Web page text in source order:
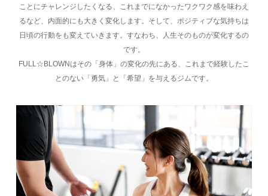
ことにチャレンジしたくなる、これまでになかったワクワク感を味わえ
るなど、内面的にも大きく変化します。そして、ポジティブな気持ちは
日頃の行動をも変えていきます。すなわち、人生そのものが変化するの
です。
FULL☆BLOWNはその「身体」の変化の先にある、これまで経験したこ
とのない「勇気」と「希望」を与えるジムです。